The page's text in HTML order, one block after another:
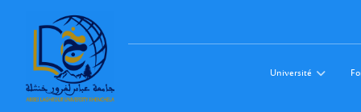
Université